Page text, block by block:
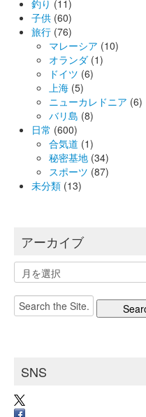
釣り (11)
子供 (60)
旅行 (76)
マレーシア (10)
オランダ (1)
ドイツ (6)
上海 (5)
ニューカレドニア (6)
バリ島 (8)
日常 (600)
合気道 (1)
秘密基地 (34)
スポーツ (87)
未分類 (13)
アーカイブ
ア
ー
カ
イ
Search
for:
SNS